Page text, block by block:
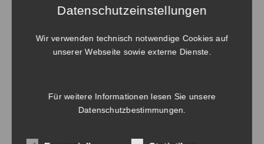
No tags to display. Try to select another
Datenschutzeinstellungen
Wir verwenden technisch notwendige Cookies auf
unserer Webseite sowie externe Dienste.
Für weitere Informationen lesen Sie unsere
Datenschutzbestimmungen